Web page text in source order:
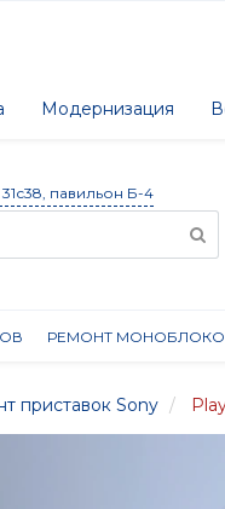
Модернизация
павильон Б-4
РЕМОНТ
приставок Sony